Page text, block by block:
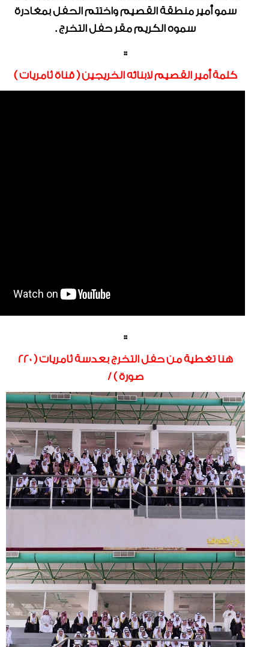
سمو أمير منطقة القصيم واختتم الحفل بمغادرة
سموه الكريم مقر حفل التخرج .
::
كلمة أمير القصيم لابنائه الخريجين ( قناة ثامريات )
::
هنا تغطية من حفل التخرج بعدسة ثامريات ( 220
صورة ) /